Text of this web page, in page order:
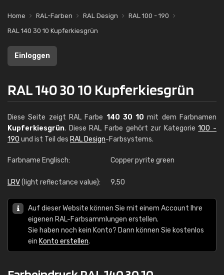
Home RAL-Farben RAL Design
RAL 100 - 190
RAL 140 30 10 Kupferkiesgrün
Einloggen
RAL 140 30 10 Kupferkiesgrün
Diese Seite zeigt RAL Farbe 140 30 10 mit dem Farbnamen
Kupferkiesgrün. Diese RAL Farbe gehört zur Kategorie100 -
190 und ist Teil des RAL Design-Farbsystems.
Farbname Englisch: Copper pyrite green
LRV(light reflectance value): 9,50
Auf dieser Website können Sie mit einem Account Ihre
eigenen RAL-Farbsammlungen erstellen.
Sie haben noch kein Konto? Dann können Sie kostenlos
ein Konto erstellen.